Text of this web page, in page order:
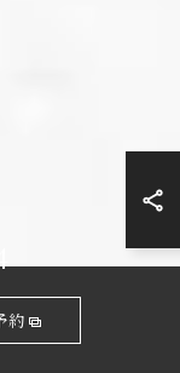
約